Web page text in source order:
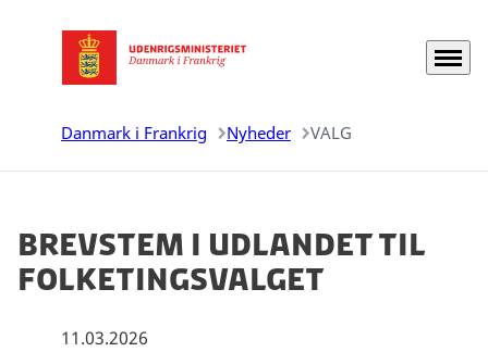
Gå til forsiden Menu
Danmark i Frankrig Nyheder VALG
Brevstem i udlandet til
folketingsvalget
11.03.2026